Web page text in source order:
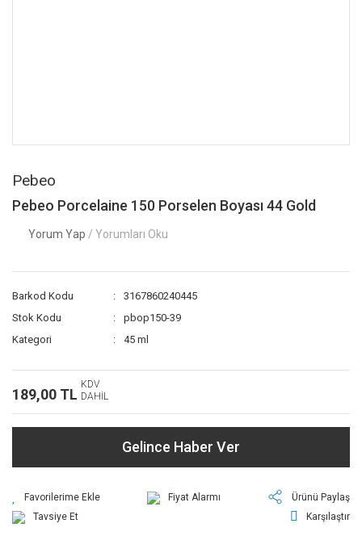
Pebeo
Pebeo Porcelaine 150 Porselen Boyası 44 Gold
Yorum Yap / Yorumları Oku
Barkod Kodu
3167860240445
Stok Kodu
pbop150-39
Kategori
45 ml
189,00 TL
KDV
DAHİL
Gelince Haber Ver
Fiyat Alarmı
Ürünü Paylaş
Tavsiye Et
Karşılaştır